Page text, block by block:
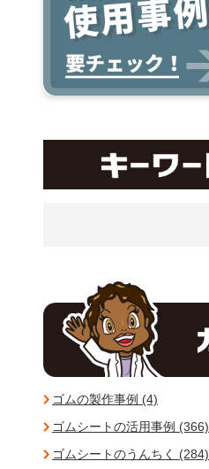
ゴムの製作事例 (4)
ゴムシートの活用事例 (366)
ゴムシートのうんちく (284)